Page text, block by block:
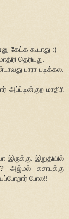
கேட்க கூடாது :)
தெரியுது.
பாரா படிக்கல.
மாதிரி
இறுதியில்
கசாபுக்கு
போல!!